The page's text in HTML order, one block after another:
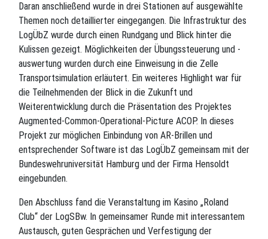
Daran anschließend wurde in drei Stationen auf ausgewählte
Themen noch detaillierter eingegangen. Die Infrastruktur des
LogÜbZ wurde durch einen Rundgang und Blick hinter die
Kulissen gezeigt. Möglichkeiten der Übungssteuerung und -
auswertung wurden durch eine Einweisung in die Zelle
Transportsimulation erläutert. Ein weiteres Highlight war für
die Teilnehmenden der Blick in die Zukunft und
Weiterentwicklung durch die Präsentation des Projektes
Augmented-Common-Operational-Picture ACOP. In dieses
Projekt zur möglichen Einbindung von AR-Brillen und
entsprechender Software ist das LogÜbZ gemeinsam mit der
Bundeswehruniversität Hamburg und der Firma Hensoldt
eingebunden.
Den Abschluss fand die Veranstaltung im Kasino „Roland
Club“ der LogSBw. In gemeinsamer Runde mit interessantem
Austausch, guten Gesprächen und Verfestigung der